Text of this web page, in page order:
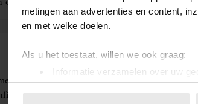
metingen aan advertenties en content,
en met welke doelen.
Als u het toestaat, willen we ook graag:
Informatie verzamelen over uw
Uw apparaat identificeren door
mijn benen omhoog tegen de muur. De
voor de fietsenkelder. Tijn die lacht